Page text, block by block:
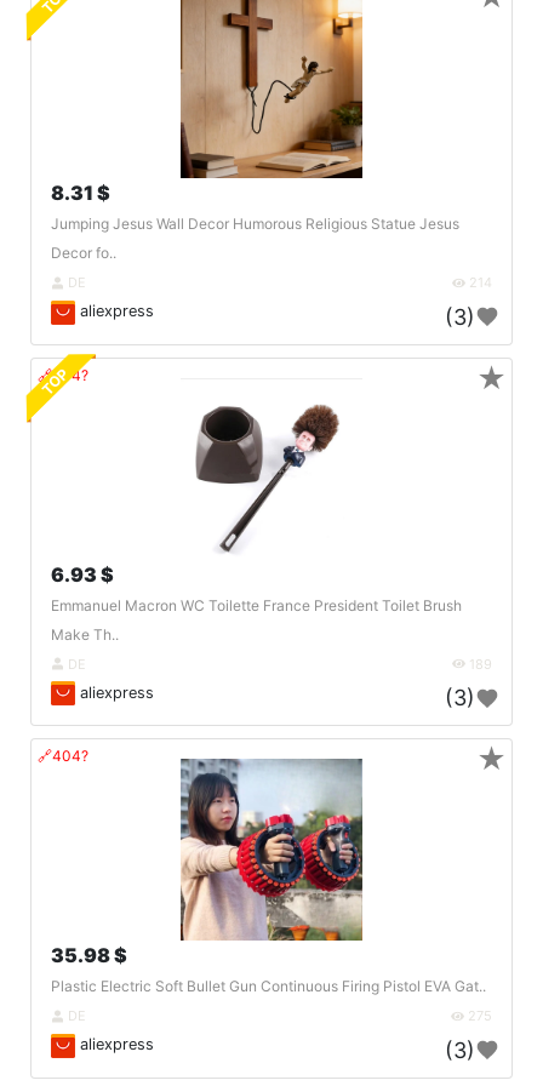
8.31 $
Jumping Jesus Wall Decor Humorous Religious Statue Jesus
Decor fo..
DE 214
aliexpress (3)
🔗404?
TOP
6.93 $
Emmanuel Macron WC Toilette France President Toilet Brush
Make Th..
DE 189
aliexpress (3)
★
🔗404?
35.98 $
Plastic Electric Soft Bullet Gun Continuous Firing Pistol EVA Gat..
DE 275
aliexpress (3)
★